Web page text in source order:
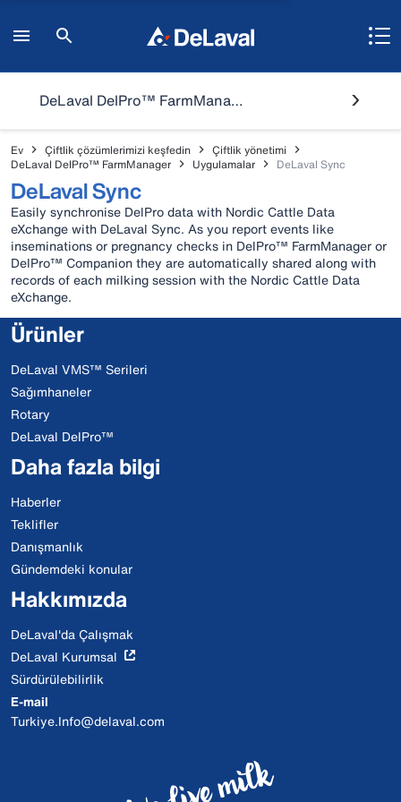
DeLaval DelPro™ FarmManager
Ev Çiftlik çözümlerimizi keşfedin
Çiftlik yönetimi
DeLaval DelPro™ FarmManager
Uygulamalar DeLaval Sync
DeLaval Sync
Easily synchronise DelPro data with Nordic Cattle Data
eXchange with DeLaval Sync. As you report events like
inseminations or pregnancy checks in DelPro™ FarmManager or
DelPro™ Companion they are automatically shared along with
records of each milking session with the Nordic Cattle Data
eXchange.
Ürünler
DeLaval VMS™ Serileri
Sağımhaneler
Rotary
DeLaval DelPro™
Daha fazla bilgi
Haberler
Teklifler
Danışmanlık
Gündemdeki konular
Hakkımızda
DeLaval'da Çalışmak
DeLaval Kurumsal
Sürdürülebilirlik
E-mail
Turkiye.Info@delaval.com